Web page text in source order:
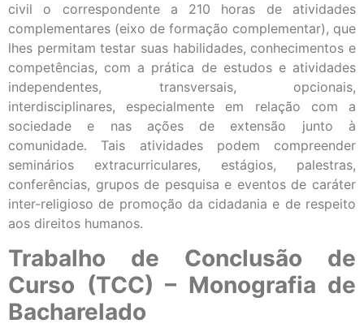
civil o correspondente a 210 horas de atividades
complementares (eixo de formação complementar), que
lhes permitam testar suas habilidades, conhecimentos e
competências, com a prática de estudos e atividades
independentes, transversais, opcionais,
interdisciplinares, especialmente em relação com a
sociedade e nas ações de extensão junto à
comunidade. Tais atividades podem compreender
seminários extracurriculares, estágios, palestras,
conferências, grupos de pesquisa e eventos de caráter
inter-religioso de promoção da cidadania e de respeito
aos direitos humanos.
Trabalho de Conclusão de
Curso (TCC) – Monografia de
Bacharelado